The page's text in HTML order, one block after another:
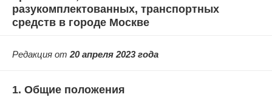
разукомплектованных, транспортных
средств в городе Москве
Редакция от 20 апреля 2023 года
1. Общие положения